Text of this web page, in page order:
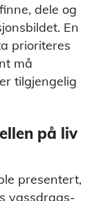
dele og
En
prioriteres
må
tilgjengelig
på liv
presentert,
vassdrags-